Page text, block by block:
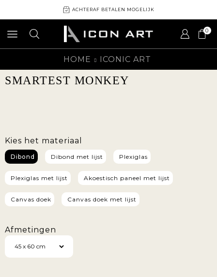
ACHTERAF BETALEN MOGELIJK
0
HOME ICONIC ART
SMARTEST MONKEY
Kies het materiaal
Dibond Dibond met lijst Plexiglas
Plexiglas met lijst Akoestisch paneel met lijst
Canvas doek Canvas doek met lijst
Afmetingen